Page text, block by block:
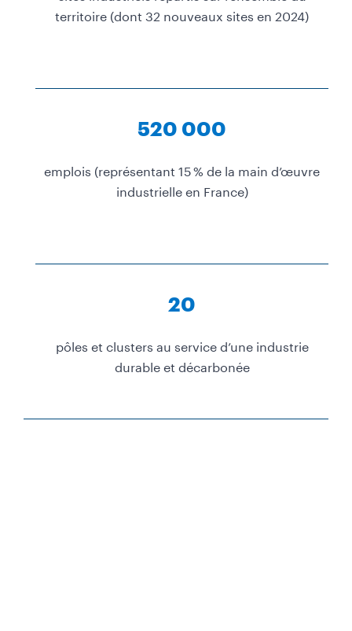
territoire (dont 32 nouveaux sites en 2024)
520 000
emplois (représentant 15 % de la main d’œuvre
industrielle en France)
20
pôles et clusters au service d’une industrie
durable et décarbonée